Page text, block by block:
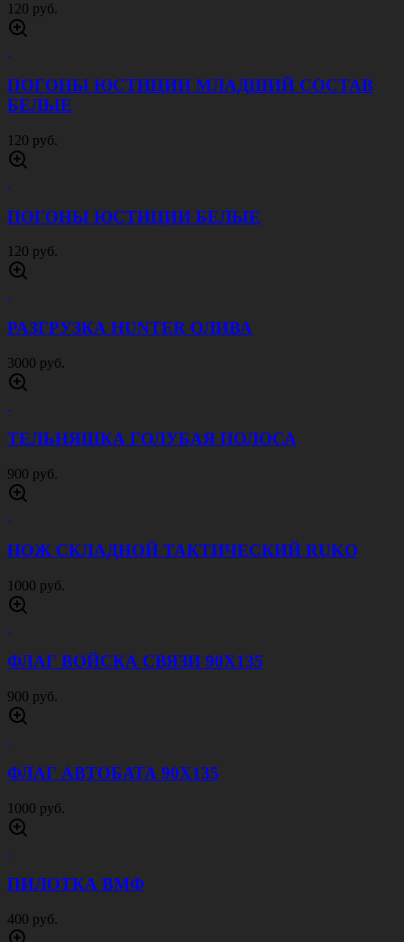
120 руб.
ПОГОНЫ ЮСТИЦИИ МЛАДШИЙ СОСТАВ
БЕЛЫЕ
120 руб.
ПОГОНЫ ЮСТИЦИИ БЕЛЫЕ
120 руб.
РАЗГРУЗКА HUNTER ОЛИВА
3000 руб.
ТЕЛЬНЯШКА ГОЛУБАЯ ПОЛОСА
900 руб.
НОЖ СКЛАДНОЙ ТАКТИЧЕСКИЙ RUKO
1000 руб.
ФЛАГ ВОЙСКА СВЯЗИ 90Х135
900 руб.
ФЛАГ АВТОБАТА 90Х135
1000 руб.
ПИЛОТКА ВМФ
400 руб.